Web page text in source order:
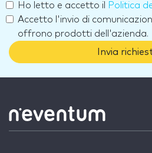
Ho letto e accetto il Politica
Accetto l'invio di
offrono prodotti dell'azienda.
Invia